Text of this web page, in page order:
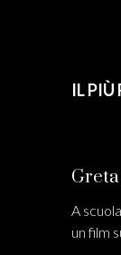
IL PIÙ
A
un film